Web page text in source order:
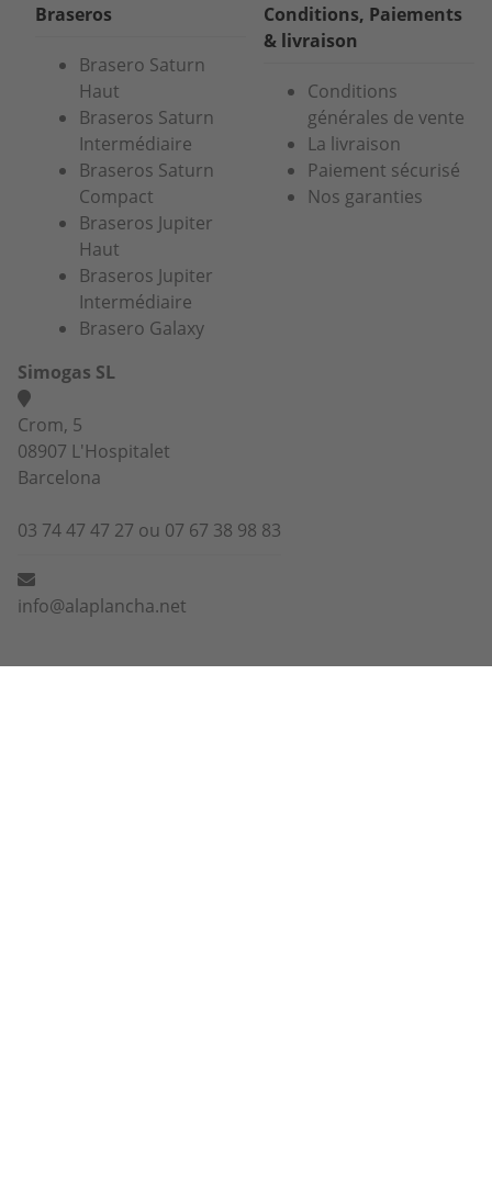
Braseros
Brasero Saturn
Haut
Braseros Saturn
Intermédiaire
Braseros Saturn
Compact
Braseros Jupiter
Haut
Braseros Jupiter
Intermédiaire
Brasero Galaxy
Conditions, Paiements
& livraison
Conditions
générales de vente
La livraison
Paiement sécurisé
Nos garanties
Simogas SL
Crom, 5
08907 L'Hospitalet
Barcelona
03 74 47 47 27 ou 07 67 38 98 83
info@alaplancha.net